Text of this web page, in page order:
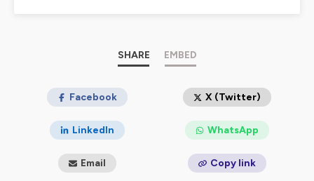
confidentialitepour plus d'informations.
SHARE EMBED
Facebook X (Twitter)
LinkedIn WhatsApp
Email Copy link